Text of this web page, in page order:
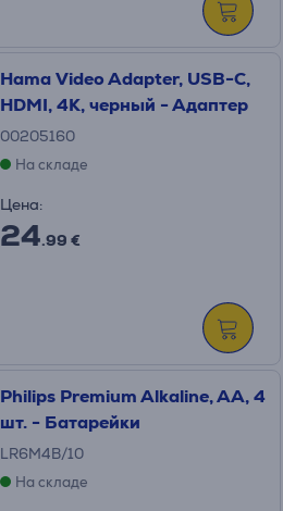
Hama Video Adapter, USB-C,
HDMI, 4K, черный - Адаптер
00205160
На складе
Цена:
24.99 €
Philips Premium Alkaline, AA, 4
шт. - Батарейки
LR6M4B/10
На складе